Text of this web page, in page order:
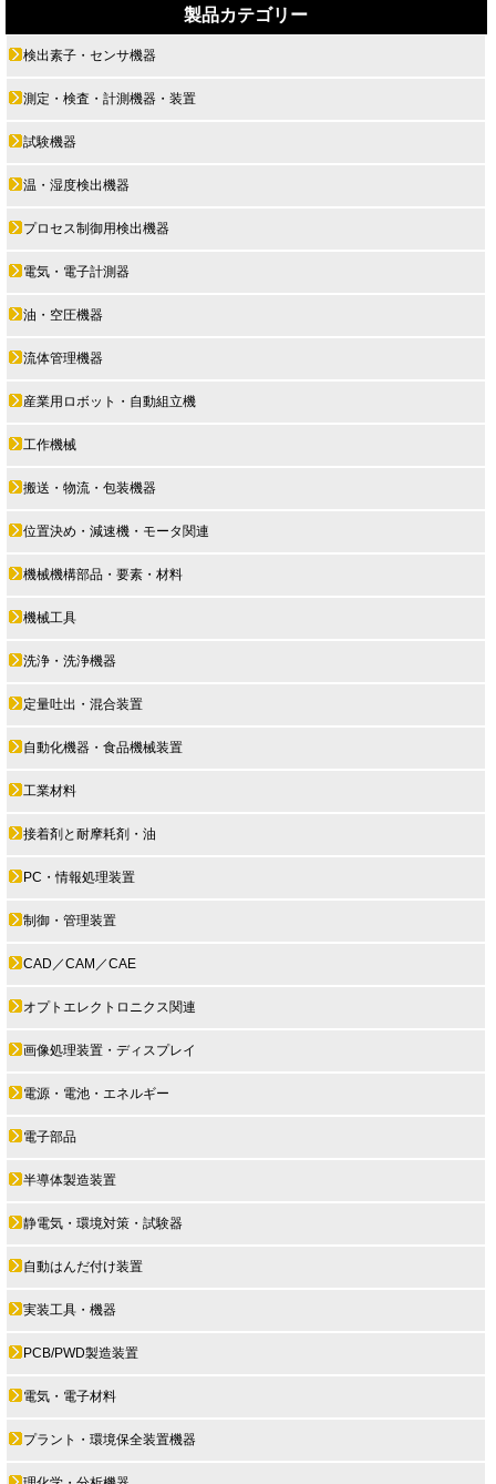
製品カテゴリー
検出素子・センサ機器
測定・検査・計測機器・装置
試験機器
温・湿度検出機器
プロセス制御用検出機器
電気・電子計測器
油・空圧機器
流体管理機器
産業用ロボット・自動組立機
工作機械
搬送・物流・包装機器
位置決め・減速機・モータ関連
機械機構部品・要素・材料
機械工具
洗浄・洗浄機器
定量吐出・混合装置
自動化機器・食品機械装置
工業材料
接着剤と耐摩耗剤・油
PC・情報処理装置
制御・管理装置
CAD／CAM／CAE
オプトエレクトロニクス関連
画像処理装置・ディスプレイ
電源・電池・エネルギー
電子部品
半導体製造装置
静電気・環境対策・試験器
自動はんだ付け装置
実装工具・機器
PCB/PWD製造装置
電気・電子材料
プラント・環境保全装置機器